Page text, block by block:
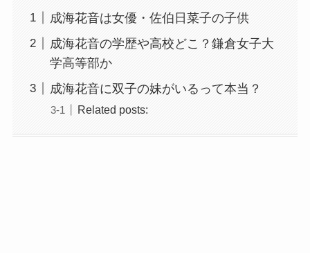
成海花音は女優・佐伯日菜子の子供
成海花音の学歴や高校どこ？鎌倉女子大
学高等部か
成海花音に双子の妹がいるって本当？
Related posts: